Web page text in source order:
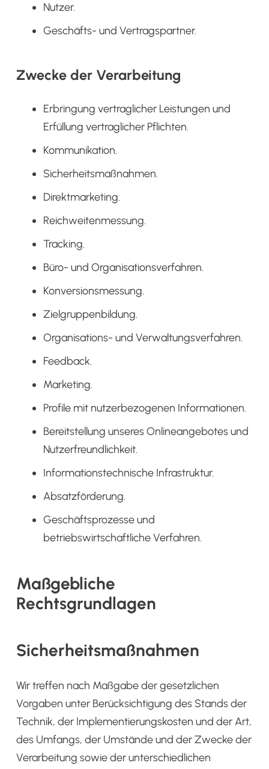
Nutzer.
Geschäfts- und Vertragspartner.
Zwecke der Verarbeitung
Erbringung vertraglicher Leistungen und
Erfüllung vertraglicher Pflichten.
Kommunikation.
Sicherheitsmaßnahmen.
Direktmarketing.
Reichweitenmessung.
Tracking.
Büro- und Organisationsverfahren.
Konversionsmessung.
Zielgruppenbildung.
Organisations- und Verwaltungsverfahren.
Feedback.
Marketing.
Profile mit nutzerbezogenen Informationen.
Bereitstellung unseres Onlineangebotes und
Nutzerfreundlichkeit.
Informationstechnische Infrastruktur.
Absatzförderung.
Geschäftsprozesse und
betriebswirtschaftliche Verfahren.
Maßgebliche
Rechtsgrundlagen
Sicherheitsmaßnahmen
Wir treffen nach Maßgabe der gesetzlichen
Vorgaben unter Berücksichtigung des Stands der
Technik, der Implementierungskosten und der Art,
des Umfangs, der Umstände und der Zwecke der
Verarbeitung sowie der unterschiedlichen